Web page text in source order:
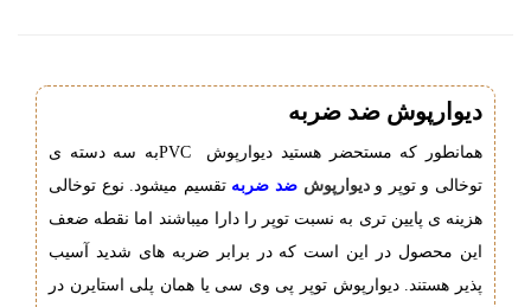
دیوارپوش ضد ضربه
همانطور که مستحضر هستید دیوارپوش PVCبه سه دسته ی
توخالی و توپر ودیوارپوش ضد ضربه تقسیم میشود. نوع توخالی
هزینه ی پایین تری به نسبت توپر را دارا میباشند اما نقطه ضعف
این محصول در این است که در برابر ضربه های شدید آسیب
پذیر هستند. دیوارپوش توپر پی وی سی یا همان پلی استایرن در